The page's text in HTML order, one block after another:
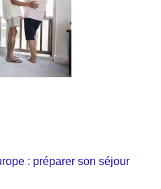
: préparer son séjour